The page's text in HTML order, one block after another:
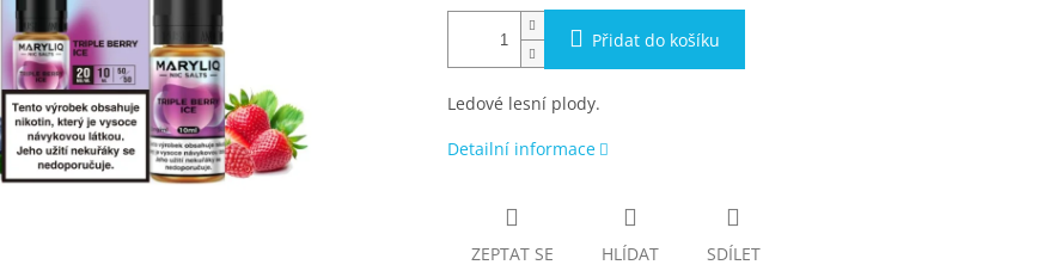
Přidat do košíku
Ledové lesní plody.
Detailní informace
ZEPTAT SE HLÍDAT SDÍLET